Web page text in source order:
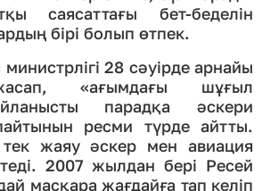
саясаттағы бет-беделін
бірі болып өтпек.
28 сәуірде арнайы
«ағымдағы шұғыл
парадқа әскери
ресми түрде айтты.
жаяу әскер мен авиация
2007 жылдан бері Ресей
масқара жағдайға тап келіп